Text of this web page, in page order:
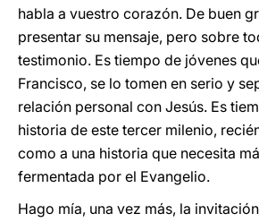
habla a vuestro corazón. De buen
presentar su mensaje, pero sobre
testimonio. Es tiempo de jóvenes
Francisco, se lo tomen en serio y
relación personal con Jesús. Es
historia de este tercer milenio,
como a una historia que necesita
fermentada por el Evangelio.
Hago mía, una vez más, la